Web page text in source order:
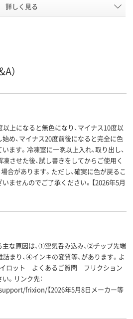
0.38mm、0.38ｍｍ 0.5mm、0.5
詳しく見る
）
上になると無色になり、マイナス10度以
め、マイナス20度前後になると完全に色
ます。冷凍室に一晩以上入れ、取り出し、
させた後、試し書きをしてからご使用く
合があります。ただし、確実に色が戻るこ
ませんのでご了承ください。【2026年5月
な原因は、①空気呑み込み、②チップ先端
まり、④インキの変質等、があります。よ
イロット よくあるご質問 フリクション
。リンク先：
frixion/【2026年5月8日メーカー等